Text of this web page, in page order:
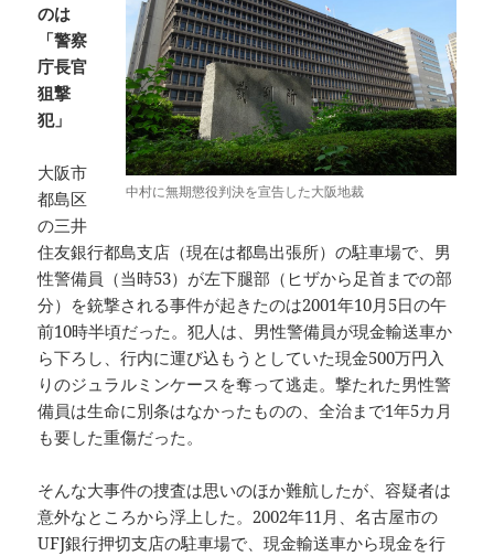
中村に無期懲役判決を宣告した大阪地裁
のは
「警察
庁長官
狙撃
犯」
大阪市
都島区
の三井
住友銀行都島支店（現在は都島出張所）の駐車場で、男
性警備員（当時53）が左下腿部（ヒザから足首までの部
分）を銃撃される事件が起きたのは2001年10月5日の午
前10時半頃だった。犯人は、男性警備員が現金輸送車か
ら下ろし、行内に運び込もうとしていた現金500万円入
りのジュラルミンケースを奪って逃走。撃たれた男性警
備員は生命に別条はなかったものの、全治まで1年5カ月
も要した重傷だった。
そんな大事件の捜査は思いのほか難航したが、容疑者は
意外なところから浮上した。2002年11月、名古屋市の
UFJ銀行押切支店の駐車場で、現金輸送車から現金を行